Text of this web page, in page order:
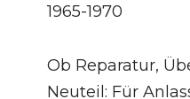
1965-1970
Ob Reparatur,
Neuteil: Für